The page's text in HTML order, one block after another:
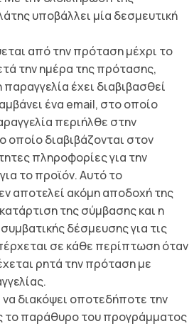
υποβάλλει µία δεσµευτική
από την πρόταση µέχρι το
την ηµέρα της πρότασης,
έχει διαβιβασθεί
ένα email, στο οποίο
περιήλθε στην
οποίο διαβιβάζονται στον
πληροφορίες για την
το προϊόν. Αυτό το
αποτελεί ακόµη αποδοχή της
της σύµβασης και η
δέσµευσης για τις
σε κάθε περίπτωση όταν
ρητά την πρόταση µε
διακόψει οποτεδήποτε την
το παράθυρο του προγράµµατος